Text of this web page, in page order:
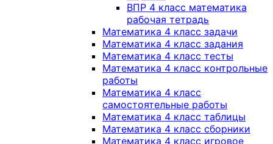
ВПР 4 класс математика
рабочая тетрадь
Математика 4 класс задачи
Математика 4 класс задания
Математика 4 класс тесты
Математика 4 класс контрольные
работы
Математика 4 класс
самостоятельные работы
Математика 4 класс таблицы
Математика 4 класс сборники
Математика 4 класс игровое